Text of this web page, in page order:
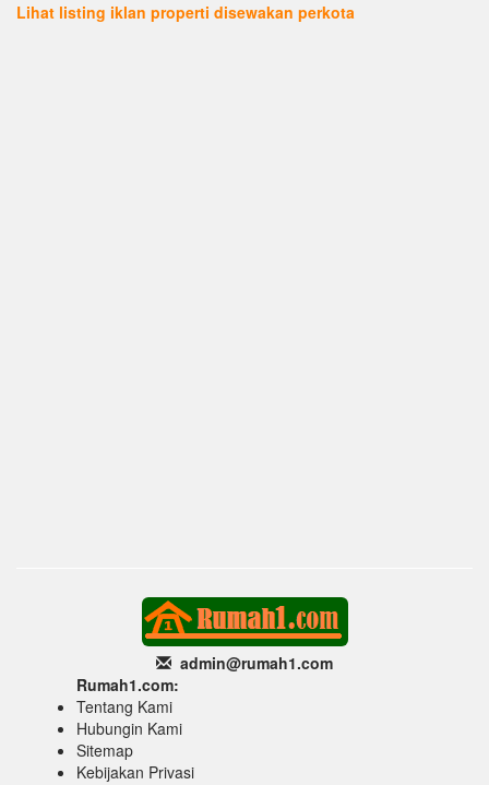
Lihat listing iklan properti disewakan perkota
admin@rumah1.com
Rumah1.com:
Tentang Kami
Hubungin Kami
Sitemap
Kebijakan Privasi